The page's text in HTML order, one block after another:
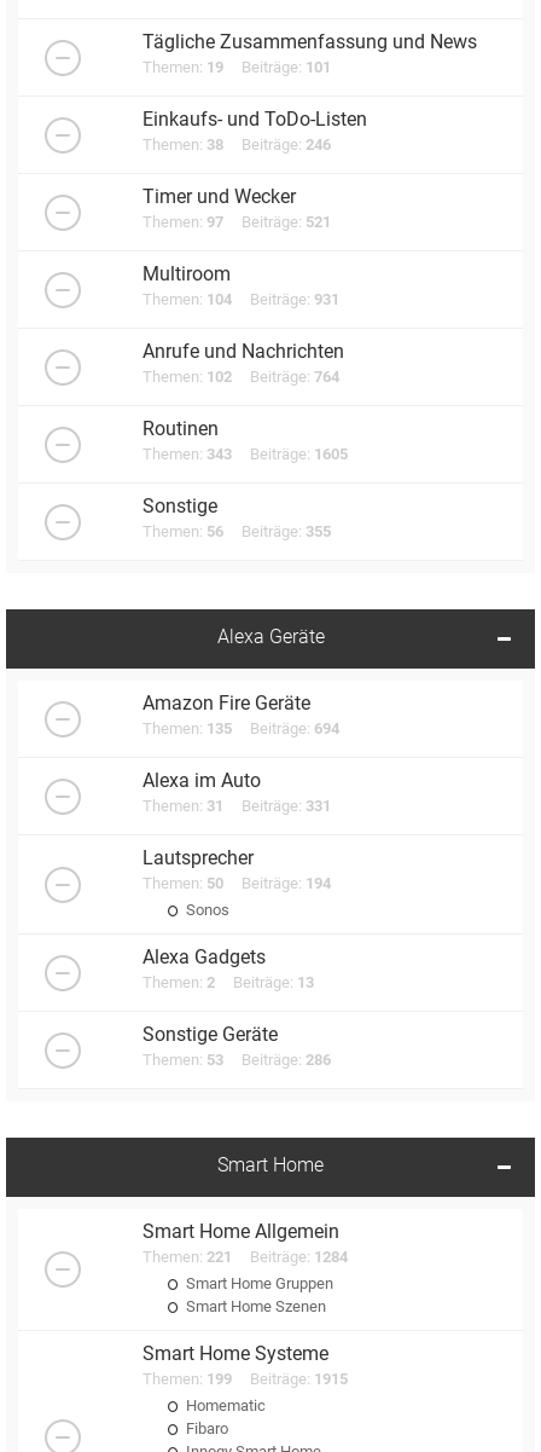
Tägliche Zusammenfassung und News
Themen: 19 Beiträge: 101
Einkaufs- und ToDo-Listen
Themen: 38 Beiträge: 246
Timer und Wecker
Themen: 97 Beiträge: 521
Multiroom
Themen: 104 Beiträge: 931
Anrufe und Nachrichten
Themen: 102 Beiträge: 764
Routinen
Themen: 343 Beiträge: 1605
Sonstige
Themen: 56 Beiträge: 355
Alexa Geräte
Amazon Fire Geräte
Themen: 135 Beiträge: 694
Alexa im Auto
Themen: 31 Beiträge: 331
Lautsprecher
Themen: 50 Beiträge: 194
Sonos
Alexa Gadgets
Themen: 2 Beiträge: 13
Sonstige Geräte
Themen: 53 Beiträge: 286
Smart Home
Smart Home Allgemein
Themen: 221 Beiträge: 1284
Smart Home Gruppen
Smart Home Szenen
Smart Home Systeme
Themen: 199 Beiträge: 1915
Homematic
Fibaro